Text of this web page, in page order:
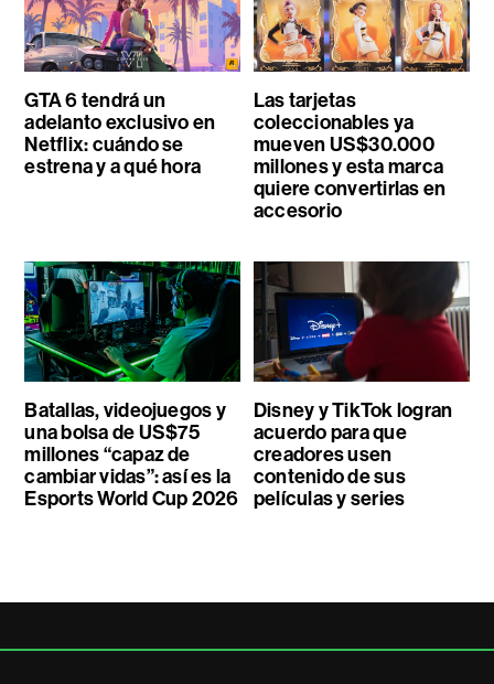
GTA 6 tendrá un
adelanto exclusivo en
Netflix: cuándo se
estrena y a qué hora
Las tarjetas
coleccionables ya
mueven US$30.000
millones y esta marca
quiere convertirlas en
accesorio
Batallas, videojuegos y
una bolsa de US$75
millones “capaz de
cambiar vidas”: así es la
Esports World Cup 2026
Disney y TikTok logran
acuerdo para que
creadores usen
contenido de sus
películas y series